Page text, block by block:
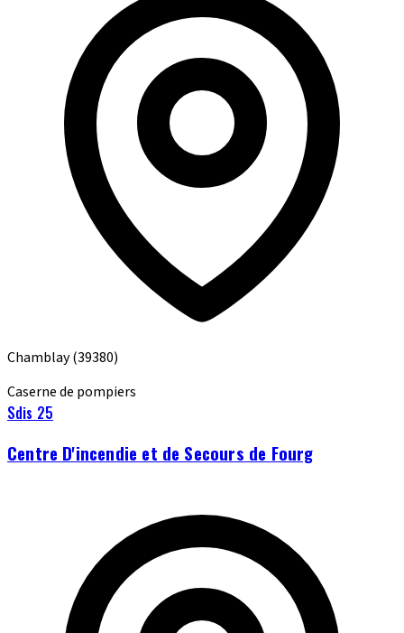
Chamblay(39380)
Caserne de pompiers
Sdis 25
Centre D'incendie et de Secours de Fourg